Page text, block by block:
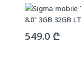
549.0 ₾